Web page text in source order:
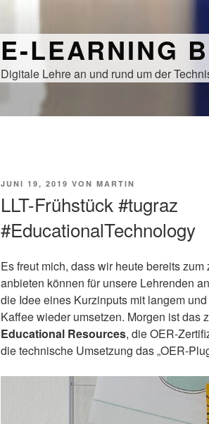
E-LEARNING
Digitale Lehre an und rund um der
VERÖFFENTLICHT
JUNI 19, 2019 VON MARTIN
LLT-Frühstück #tugraz
#EducationalTechnology
Es freut mich, dass wir heute bereits
anbieten können für unsere Lehrenden
die Idee eines Kurzinputs mit langem
Kaffee wieder umsetzen. Morgen ist das
Educational Resources, die OER-
die technische Umsetzung das „OER-